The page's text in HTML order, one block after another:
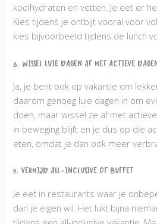
koolhydraten en vetten. Je eet er
Kies tijdens je ontbijt vooral voor
kies bijvoorbeeld tijdens de lunch
8. Wissel luie dagen af met actieve
Ja, je bent ook op vakantie om
daarom genoeg luie dagen in om
doen, maar wissel ze af met
in beweging blijft en je dus op die
eten, omdat je dan ook meer
9. Vermijd all-inclusive of buffet
Je eet in restaurants waar je
dan je eigen wil. Het lukt bijna